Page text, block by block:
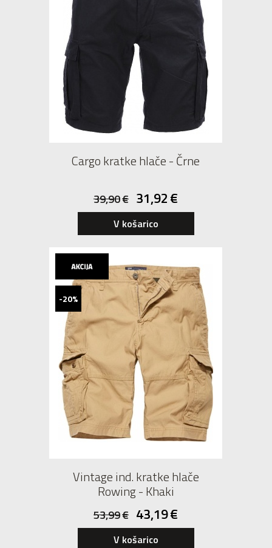
Cargo kratke hlače - Črne
39,90€ 31,92€
V košarico
Vintage ind. kratke hlače
Rowing - Khaki
53,99€ 43,19€
-20%
V košarico